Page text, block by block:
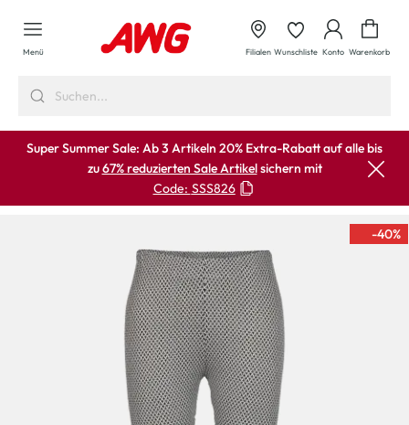
springen
Menü Filialen Wunschliste Konto Warenkorb
Super Summer Sale: Ab 3 Artikeln 20% Extra-Rabatt auf alle bis
zu67% reduzierten Sale Artikelsichern mit
Code: SSS826
-40%